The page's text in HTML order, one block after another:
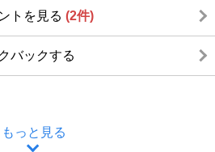
トを見る (2件)
バックする
もっと見る